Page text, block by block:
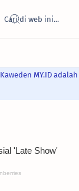
Kaweden MY.ID